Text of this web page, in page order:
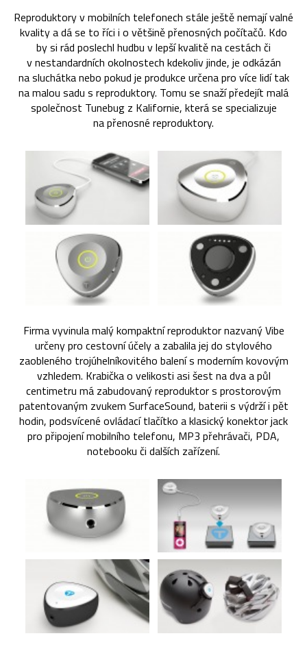
Reproduktory v mobilních telefonech stále ještě nemají valné
kvality a dá se to říci i o většině přenosných počítačů. Kdo
by si rád poslechl hudbu v lepší kvalitě na cestách či
v nestandardních okolnostech kdekoliv jinde, je odkázán
na sluchátka nebo pokud je produkce určena pro více lidí tak
na malou sadu s reproduktory. Tomu se snaží předejít malá
společnost Tunebug z Kalifornie, která se specializuje
na přenosné reproduktory.
Firma vyvinula malý kompaktní reproduktor nazvaný Vibe
určeny pro cestovní účely a zabalila jej do stylového
zaobleného trojúhelníkovitého balení s moderním kovovým
vzhledem. Krabička o velikosti asi šest na dva a půl
centimetru má zabudovaný reproduktor s prostorovým
patentovaným zvukem SurfaceSound, baterii s výdrží i pět
hodin, podsvícené ovládací tlačítko a klasický konektor jack
pro připojení mobilního telefonu, MP3 přehrávači, PDA,
notebooku či dalších zařízení.